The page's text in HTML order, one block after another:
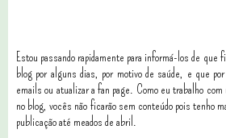
Estou passando rapidamente para informá-los de que
blog por alguns dias, por motivo de saúde, e que
emails ou atualizar a fan page. Como eu trabalho
no blog, vocês não ficarão sem conteúdo pois tenho
publicação até meados de abril.